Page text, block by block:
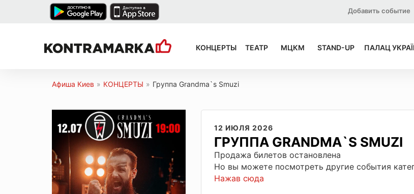
Добавить событие
КОНЦЕРТЫ ТЕАТР МЦКМ STAND-UP ПАЛАЦ
Афиша Киев » КОНЦЕРТЫ » Группа Grandma`s Smuzi
12 ИЮЛЯ 2026
ГРУППА GRANDMA`S SMUZI
Продажа билетов остановлена
Но вы можете посмотреть другие события
Нажав сюда